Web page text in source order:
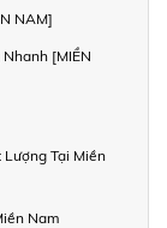
NAM]
[MIỀN
Lượng Tại Miền
Nam